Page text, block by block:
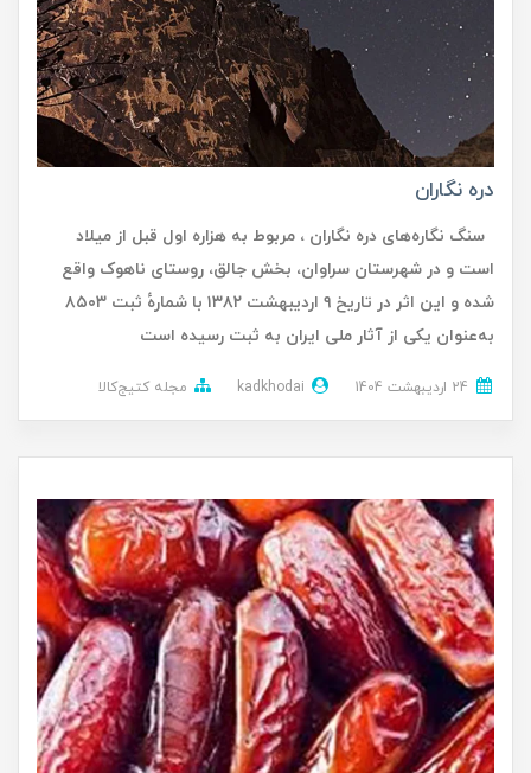
دره نگاران
سنگ نگاره‌های دره نگاران ، مربوط به هزاره اول قبل از میلاد
است و در شهرستان سراوان، بخش جالق، روستای ناهوک واقع
شده و این اثر در تاریخ ۹ اردیبهشت ۱۳۸۲ با شمارهٔ ثبت ۸۵۰۳
به‌عنوان یکی از آثار ملی ایران به ثبت رسیده است
kadkhodai مجله کتیج‌کالا